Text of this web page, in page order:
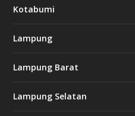
Kotabumi
Lampung
Lampung Barat
Lampung Selatan